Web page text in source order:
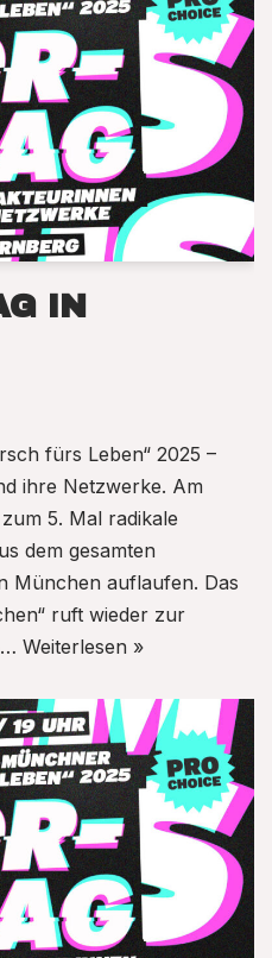
IN
fürs Leben“ 2025 –
ihre Netzwerke. Am
5. Mal radikale
dem gesamten
München auflaufen. Das
ruft wieder zur
Weiterlesen »